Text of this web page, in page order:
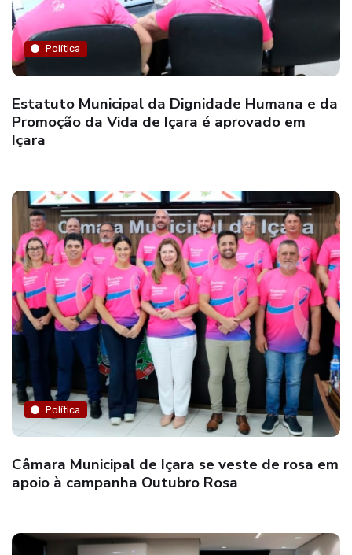
Política
Estatuto Municipal da Dignidade Humana e da
Promoção da Vida de Içara é aprovado em
Içara
Política
Câmara Municipal de Içara se veste de rosa em
apoio à campanha Outubro Rosa